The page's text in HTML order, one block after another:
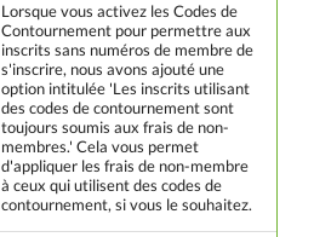
Lorsque vous activez les Codes de
Contournement pour permettre aux
inscrits sans numéros de membre de
s'inscrire, nous avons ajouté une
option intitulée 'Les inscrits utilisant
des codes de contournement sont
toujours soumis aux frais de non-
membres.' Cela vous permet
d'appliquer les frais de non-membre
à ceux qui utilisent des codes de
contournement, si vous le souhaitez.